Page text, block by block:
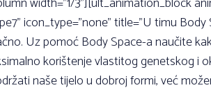
icon_type=”none” title=”U timu
Uz pomoć Body Space-a naučite
korištenje vlastitog genetskog i
naše tijelo u dobroj formi, već